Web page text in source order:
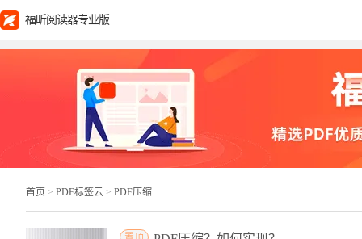
福昕阅读器专业版
首页 > PDF标签云 > PDF压缩